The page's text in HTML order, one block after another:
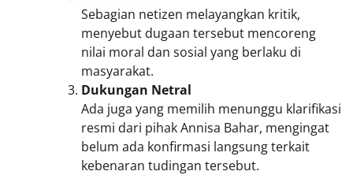
Sebagian netizen melayangkan kritik,
menyebut dugaan tersebut mencoreng
nilai moral dan sosial yang berlaku di
masyarakat.
Dukungan Netral
Ada juga yang memilih menunggu klarifikasi
resmi dari pihak Annisa Bahar, mengingat
belum ada konfirmasi langsung terkait
kebenaran tudingan tersebut.